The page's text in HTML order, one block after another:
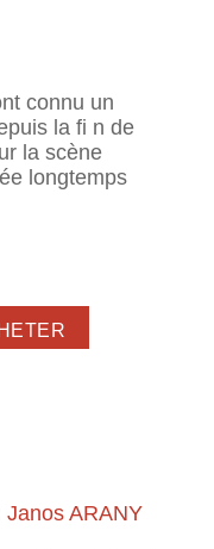
connu un
la fi n de
la scène
longtemps
Janos ARANY